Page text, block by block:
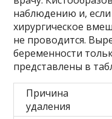
наблюдению и, если
хирургическое
не проводится.
беременности
представлены в
Причина
удаления